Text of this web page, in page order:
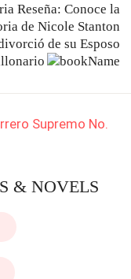
Reseña: Conoce la
de Nicole Stanton
de su Esposo
Supremo No.
& NOVELS